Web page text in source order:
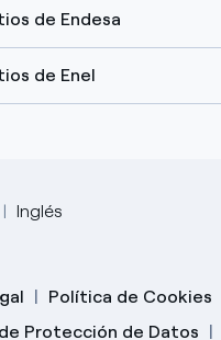
de Endesa
de Enel
Inglés
Política de Cookies
Protección de Datos